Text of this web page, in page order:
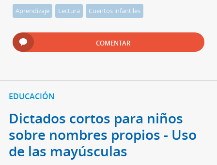
Aprendizaje Lectura Cuentos infantiles
COMENTAR
EDUCACIÓN
Dictados cortos para niños
sobre nombres propios - Uso
de las mayúsculas